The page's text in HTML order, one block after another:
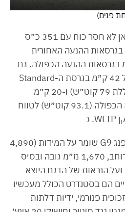
מו בגרסה היוצאת, גם כאן לא חסר כוח עם 351 כ״ס
בגרסאות ההנעה האחורית
ו-70.9 קג״מ בגרסאות ההנעה הכפולה. גם
הטווח גדל עם שיפור של 42 ק״מ בגרסת ה-Standard
Range ל-502 ק״מ (סוללת 79 קוט״ש) ו-20 ק״מ
נוספים בגרסאות ההנעה הכפולה (93.1 קוט״ש) לטווח
מבחינה ויזואלית, האקספנג G9 שומר על המידות (4,890
מ״מ אורך, 1,940 מ״מ רוחב, 1,670 מ״מ גובה ובסיס
2,998 מ״מ) ועל הנראות של הדגם היוצא
הם בסטנדרט הכולל מעכשיו
פנורמי, ידיות דלתות